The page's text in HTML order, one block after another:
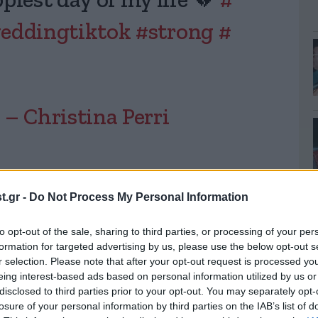
- Do Not Process My Personal Information
opt-out of the sale, sharing to third parties, or processing of your
for targeted advertising by us, please use the below opt-out
selection. Please note that after your opt-out request is processed
interest-based ads based on personal information utilized by us
to third parties prior to your opt-out. You may separately
of your personal information by third parties on the IAB’s list of
#strong #
Christina Perri
για τις 4 Ιουνίου 2023 όμως η ζωή
αφού λίγες ημέρες πριν, ο Στιούαρτ Λίντε,
μεσοθηλιώματα και μπήκε στο Memorial
Νέα Υόρκη.
απόφαση να ακυρώσει τα πάντα: «Ακύρωσα